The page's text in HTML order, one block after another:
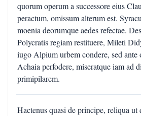
quorum operum a successore eius
peractum, omissum alterum est.
moenia deorumque aedes refectae.
Polycratis regiam restituere, Mileti
iugo Alpium urbem condere, sed ante
Achaia perfodere, miseratque iam ad
primipilarem.
Hactenus quasi de principe, reliqua ut